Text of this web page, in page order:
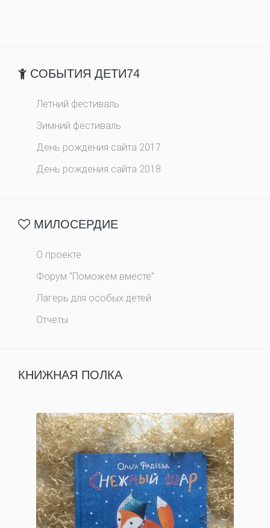
СОБЫТИЯ ДЕТИ74
Летний фестиваль
Зимний фестиваль
День рождения сайта 2017
День рождения сайта 2018
МИЛОСЕРДИЕ
О проекте
Форум "Поможем вместе"
Лагерь для особых детей
Отчеты
КНИЖНАЯ ПОЛКА